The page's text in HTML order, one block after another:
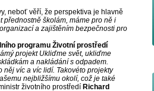
neboť věří, že perspektiva je hlavně
přednostně školám, máme pro ně i
a zajištěním bezpečnosti pro
programu Životní prostředí
projekt Ukliďme svět, ukliďme
a nakládání s odpadem.
víc a víc lidí. Takovéto projekty
nejbližšímu okolí, což je také
životního prostředí Richard